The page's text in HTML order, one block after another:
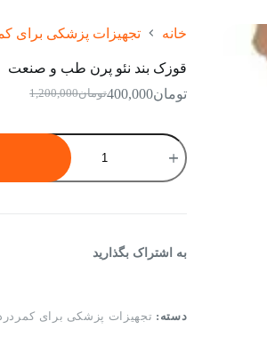
خانه تجهیزات پزشکی برای
قوزک بند نئو پرن طب و صنعت
تومان1,200,000قیمت
تومان1,200,000
بود.
تومان400,000قیمت
تومان400,000.
قوزک
بند
نئو
عدد
به اشتراک بگذارید
دسته: تجهیزات پزشکی برای